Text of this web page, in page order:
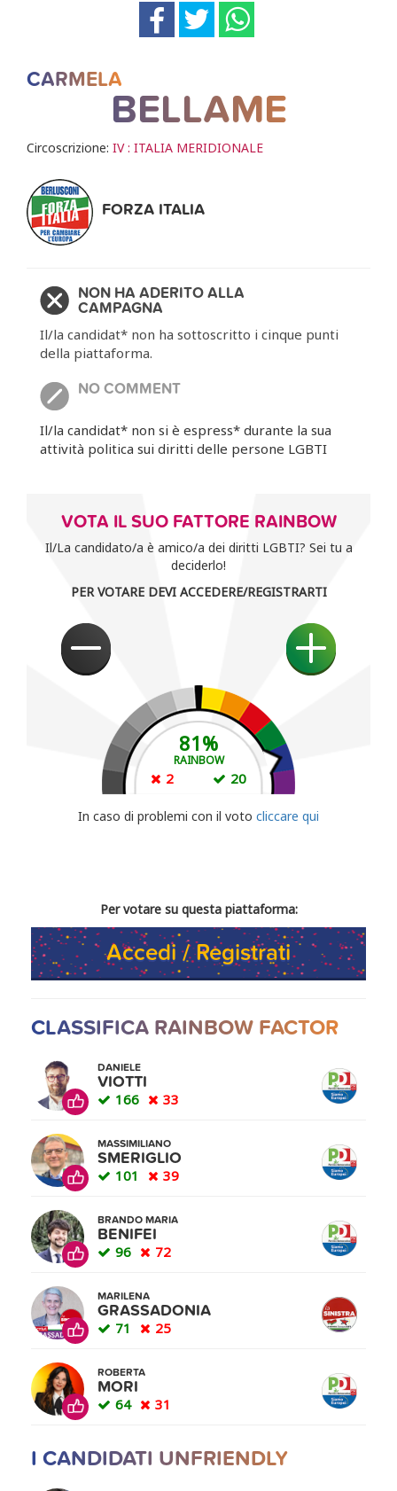
CARMELA
BELLAME
Circoscrizione: IV : ITALIA MERIDIONALE
FORZA ITALIA
NON HA ADERITO ALLA
CAMPAGNA
Il/la candidat* non ha sottoscritto i cinque punti
della piattaforma.
NO COMMENT
Il/la candidat* non si è espress* durante la sua
attività politica sui diritti delle persone LGBTI
VOTA IL SUO FATTORE RAINBOW
Il/La candidato/a è amico/a dei diritti LGBTI? Sei tu a
deciderlo!
PER VOTARE DEVI ACCEDERE/REGISTRARTI
81%
RAINBOW
2 20
CONDIVIDI IL TUO VOTO
In caso di problemi con il voto cliccare qui
Per votare su questa piattaforma:
Accedi / Registrati
CLASSIFICA RAINBOW FACTOR
DANIELE
VIOTTI
166 33
MASSIMILIANO
SMERIGLIO
101 39
BRANDO MARIA
BENIFEI
96 72
MARILENA
GRASSADONIA
71 25
ROBERTA
MORI
64 31
I CANDIDATI UNFRIENDLY